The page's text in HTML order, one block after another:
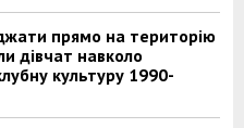
прямо на територію
дівчат навколо
культуру 1990-